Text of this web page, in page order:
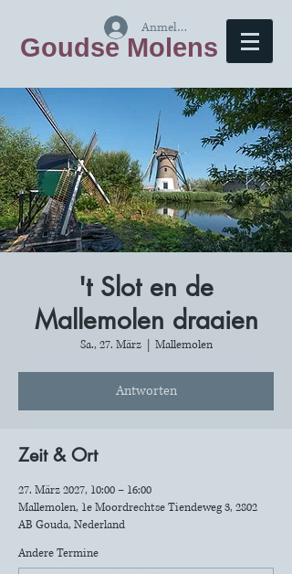
Goudse Molens
Anmelden
't Slot en de
Mallemolen draaien
Sa., 27. März
  |
Mallemolen
Antworten
Zeit & Ort
27. März 2027, 10:00 – 16:00
Mallemolen, 1e Moordrechtse Tiendeweg 3, 2802
AB Gouda, Nederland
Andere Termine